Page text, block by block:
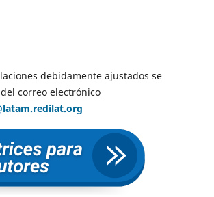
debidamente ajustados se
correo electrónico